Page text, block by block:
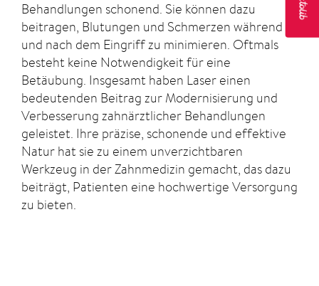
Behandlungen schonend. Sie können dazu
beitragen, Blutungen und Schmerzen während
und nach dem Eingriff zu minimieren. Oftmals
besteht keine Notwendigkeit für eine
Betäubung. Insgesamt haben Laser einen
bedeutenden Beitrag zur Modernisierung und
Verbesserung zahnärztlicher Behandlungen
geleistet. Ihre präzise, schonende und effektive
Natur hat sie zu einem unverzichtbaren
Werkzeug in der Zahnmedizin gemacht, das dazu
beiträgt, Patienten eine hochwertige Versorgung
zu bieten.